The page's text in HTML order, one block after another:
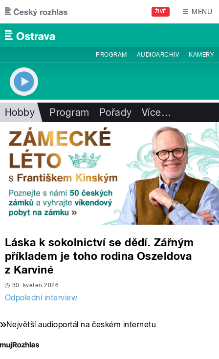
Přejít k hlavnímu obsahu
ŽIVĚ MENU
PROGRAM AUDIOARCHIV KAMERY
Hobby Program Pořady Více…
Láska k sokolnictví se dědí. Zářným
příkladem je toho rodina Oszeldova
z Karviné
30. květen 2026
Odpolední interview
Největší audioportál na českém internetu